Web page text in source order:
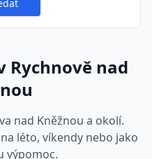
Rychnově nad
nad Kněžnou a okolí.
léto, víkendy nebo jako
výpomoc.